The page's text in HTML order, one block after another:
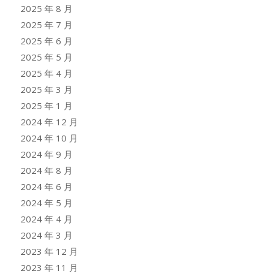
2025 年 8 月
2025 年 7 月
2025 年 6 月
2025 年 5 月
2025 年 4 月
2025 年 3 月
2025 年 1 月
2024 年 12 月
2024 年 10 月
2024 年 9 月
2024 年 8 月
2024 年 6 月
2024 年 5 月
2024 年 4 月
2024 年 3 月
2023 年 12 月
2023 年 11 月